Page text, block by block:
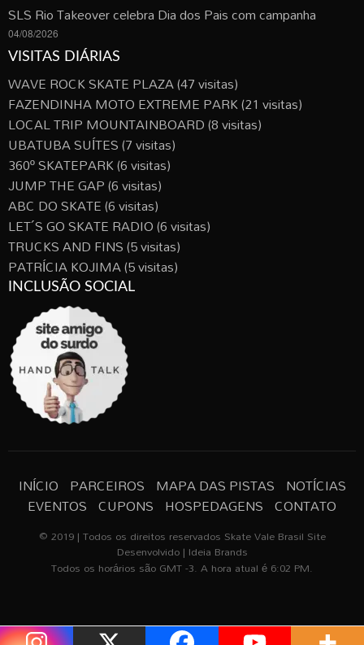
SLS Rio Takeover celebra Dia dos Pais com campanha
04/08/2026
VISITAS DIÁRIAS
WAVE ROCK SKATE PLAZA(47 visitas)
FAZENDINHA MOTO EXTREME PARK(21 visitas)
LOCAL TRIP MOUNTAINBOARD(8 visitas)
UBATUBA SUÍTES(7 visitas)
360º SKATEPARK(6 visitas)
JUMP THE GAP(6 visitas)
ABC DO SKATE(6 visitas)
LET´S GO SKATE RADIO(6 visitas)
TRUCKS AND FINS(5 visitas)
PATRÍCIA KOJIMA(5 visitas)
INCLUSÃO SOCIAL
INÍCIO PARCEIROS MAPA DAS PISTAS NOTÍCIAS
EVENTOS CUPONS HOSPEDAGENS CONTATO
© 2019 | Todos os direitos reservados Skate Vale Brasil Site
Desenvolvido | Ideia Brands
Todos os horários são GMT -3. A hora atual é 6:02 PM.